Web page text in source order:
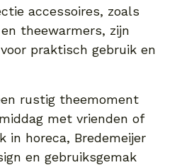
accessoires, zoals
theewarmers, zijn
praktisch gebruik en
rustig theemoment
met vrienden of
in horeca, Bredemeijer
en gebruiksgemak